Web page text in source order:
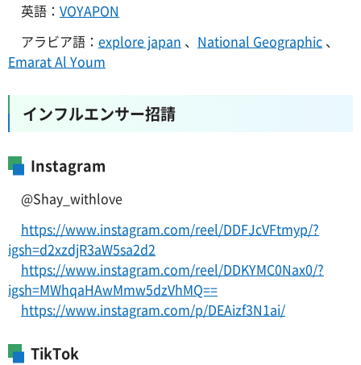
英語： VOYAPON
アラビア語： explore japan 、 National Geographic 、
Emarat Al Youm
インフルエンサー招請
Instagram
@Shay_withlove
https://www.instagram.com/reel/DDFJcVFtmyp/?
igsh=d2xzdjR3aW5sa2d2
https://www.instagram.com/reel/DDKYMC0Nax0/?
igsh=MWhqaHAwMmw5dzVhMQ==
https://www.instagram.com/p/DEAizf3N1ai/
TikTok